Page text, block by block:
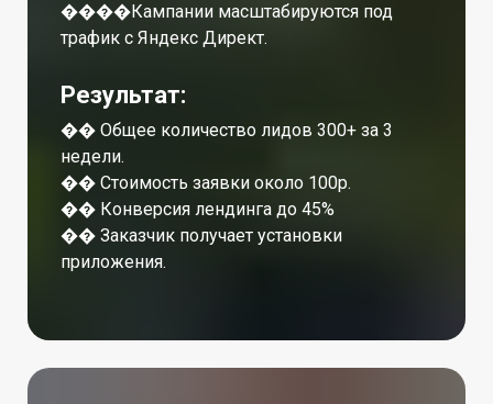
����Кампании масштабируются под
трафик с Яндекс Директ.
Результат:
�� Общее количество лидов 300+ за 3
недели.
�� Стоимость заявки около 100р.
�� Конверсия лендинга до 45%
�� Заказчик получает установки
приложения.